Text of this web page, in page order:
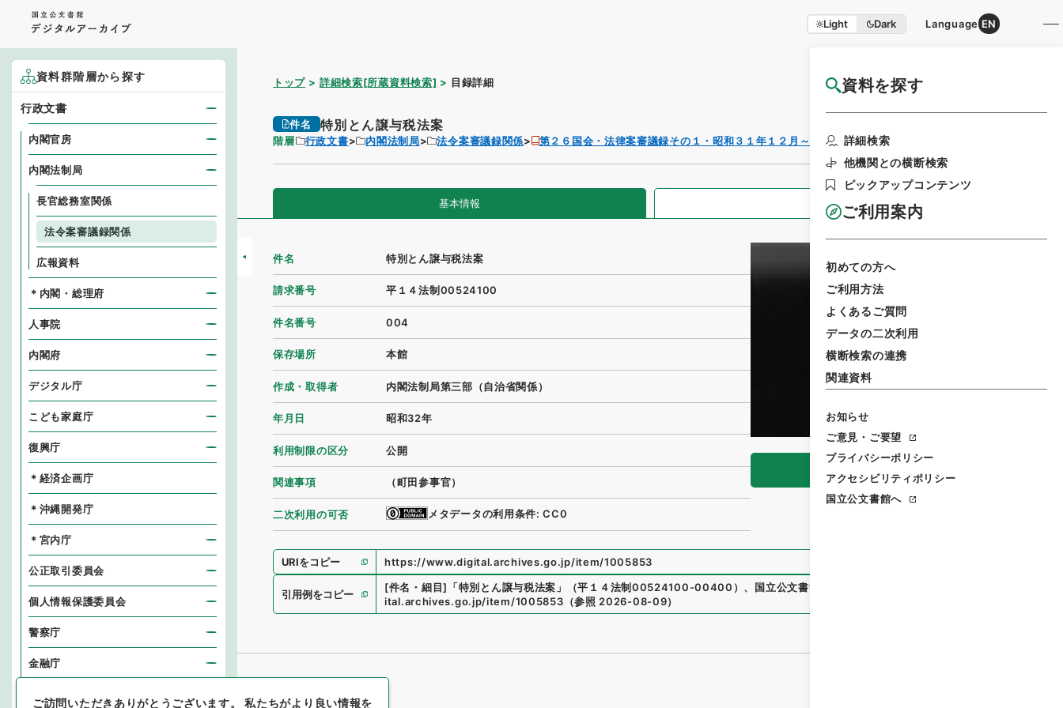
Light Dark Language EN
資料を探す
詳細検索
他機関との横断検索
ピックアップコンテンツ
ご利用案内
初めての方へ
ご利用方法
よくあるご質問
データの二次利用
横断検索の連携
関連資料
お知らせ
ご意見・ご要望
プライバシーポリシー
アクセシビリティポリシー
国立公文書館へ
トップ 詳細検索[所蔵資料検索] 目録詳細 国立公文書館HP利用案内
件名 特別とん譲与税法案
階層 行政文書 内閣法制局 法令案審議録関係 第２６国会・法律案審議録その１・昭和３１年１２月～昭和３２年
基本情報 全ての情報
件名 特別とん譲与税法案
請求番号 平１４法制00524100
件名番号 004
保存場所 本館
作成・取得者 内閣法制局第三部（自治省関係）
年月日 昭和32年
利用制限の区分 公開
関連事項 （町田参事官）
二次利用の可否 メタデータの利用条件: CC0
URIをコピー https://www.digital.archives.go.jp/item/1005853
引用例をコピー
[件名・細目] 「特別とん譲与税法案 」 （平１４法制00524100-00400 ） 、 国立公文書館デジタルアーカイブ
ital.archives.go.jp/item/1005853 （参照 2026-08-09）
資料群階層から探す
行政文書
内閣官房
内閣法制局
長官総務室関係
法令案審議録関係
広報資料
＊内閣・総理府
人事院
内閣府
デジタル庁
こども家庭庁
復興庁
＊経済企画庁
＊沖縄開発庁
＊宮内庁
公正取引委員会
個人情報保護委員会
警察庁
金融庁
ご訪問いただきありがとうございます。私たちがより良い情報を